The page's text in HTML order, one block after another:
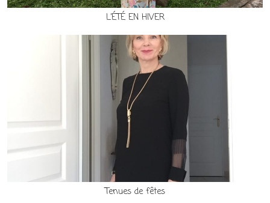
L’ÉTÉ EN HIVER
Tenues de fêtes